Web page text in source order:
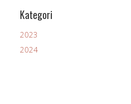
Kategori
2023
2024